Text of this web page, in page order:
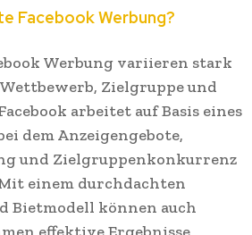
Facebook Werbung?
Werbung variieren stark
Zielgruppe und
arbeitet auf Basis eines
dem Anzeigengebote,
und Zielgruppenkonkurrenz
einem durchdachten
Bietmodell können auch